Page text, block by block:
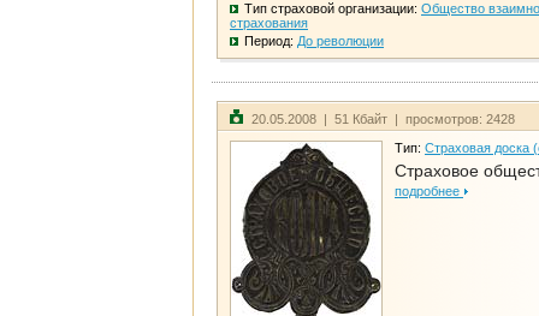
Тип страховой организации: Общество
страхования
Период: До революции
20.05.2008 | 51 Кбайт | просмотров: 2428
Тип: Страховая доска
Страховое
подробнее